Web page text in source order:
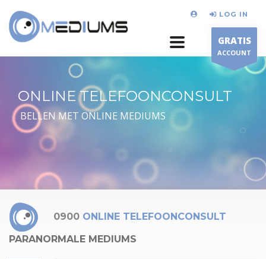
LOG IN
GRATIS
ACCOUNT
ONLINE TELEFOONCONSULT
BELLEN MET ONLINE MEDIUMS
0900 ONLINE TELEFOONCONSULT
PARANORMALE MEDIUMS